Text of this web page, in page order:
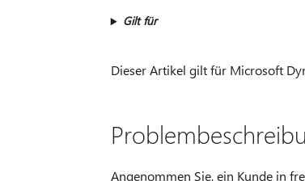
Gilt für
Dieser Artikel gilt für Microsoft
Angenommen Sie, ein Kunde in